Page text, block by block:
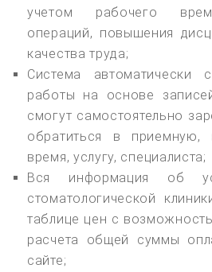
учетом рабочего
операций, повышения
качества труда;
Система автоматически
работы на основе
смогут самостоятельно
обратиться в приемную,
время, услугу, специалиста;
Вся информация об
стоматологической
таблице цен с
расчета общей суммы
сайте;